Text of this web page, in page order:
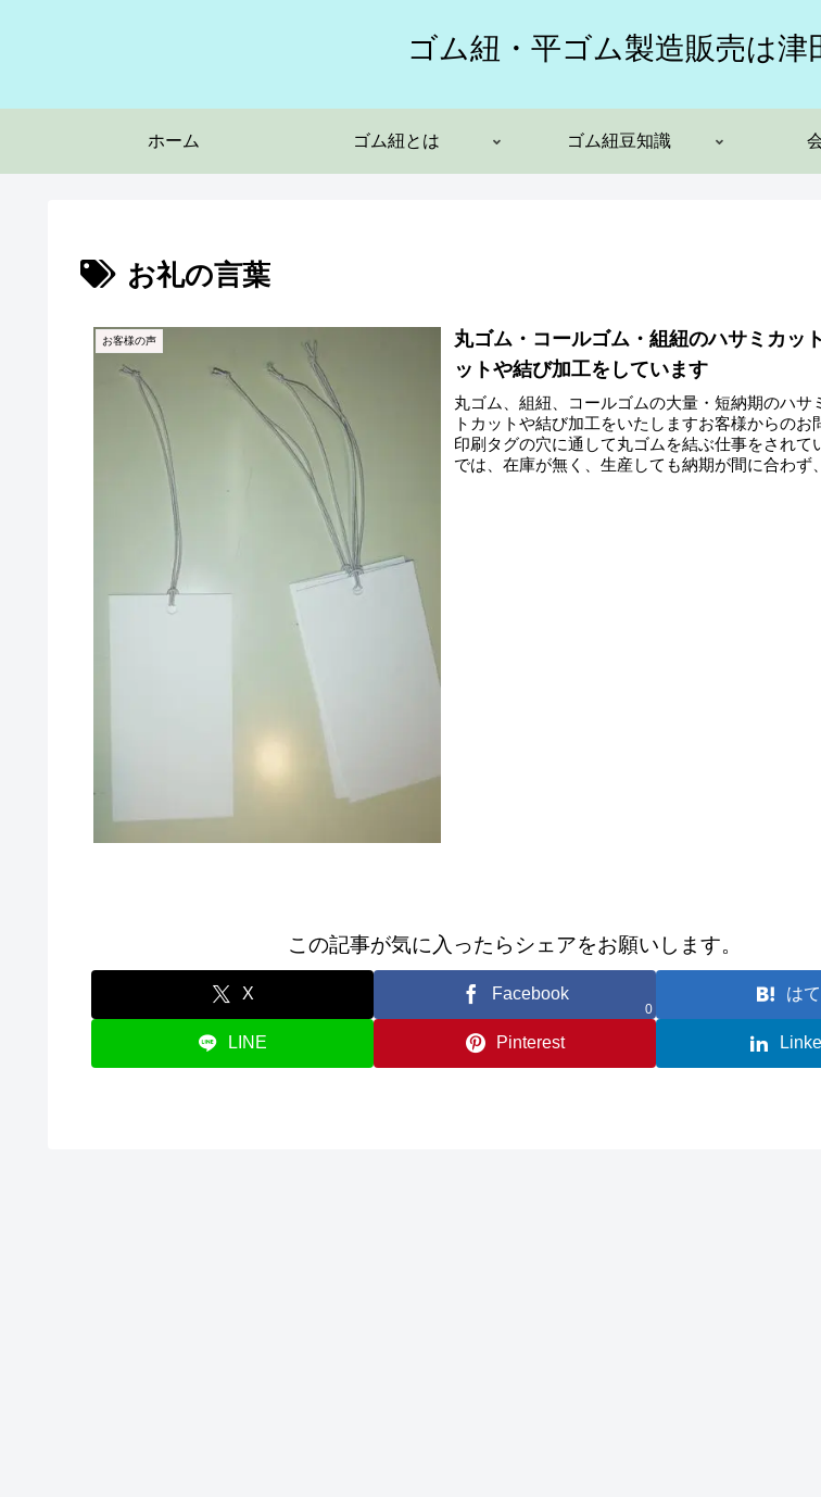
ゴム紐・平ゴム製造販売は津
ホーム ゴム紐とは ゴム紐豆知識
お礼の言葉
お客様の声
丸ゴム・コールゴム・組紐のハサミカッ
ットや結び加工をしています
丸ゴム、組紐、コールゴムの大量・短納期のハサ
トカットや結び加工をいたしますお客様からのお
印刷タグの穴に通して丸ゴムを結ぶ仕事をされて
では、在庫が無く、生産しても納期が間に合わず
この記事が気に入ったらシェアをお願いします。
X Facebook
0
は
LINE Pinterest